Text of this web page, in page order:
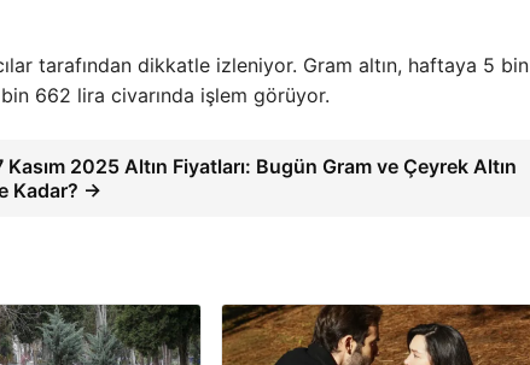
tarafından dikkatle izleniyor. Gram altın, haftaya 5 bin
662 lira civarında işlem görüyor.
Kasım 2025 Altın Fiyatları: Bugün Gram ve Çeyrek Altın
Kadar? →